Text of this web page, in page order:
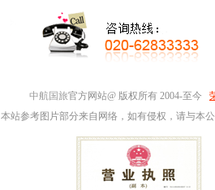
中航国旅官方网站@ 版权所有 2004-至今
本站参考图片部分来自网络，如有侵权，请与本